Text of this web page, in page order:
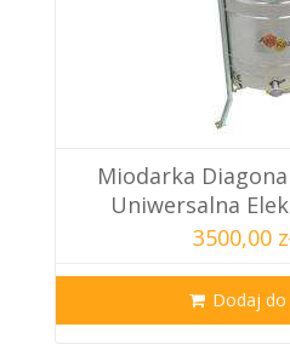
Miodarka
Uniwersalna
3500,00
Dodaj do